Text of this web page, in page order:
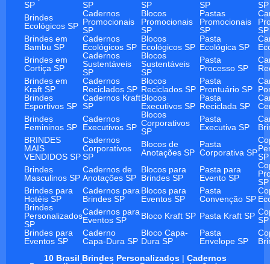
SP
SP
SP
SP
SP
Brindes
Ecológicos SP
Cadernos
Promocionais
SP
Blocos
Promocionais
SP
Pastas
Promocionais
SP
SP
Brindes em
Bambu SP
Cadernos
Ecológicos SP
Blocos
Ecológicos SP
Pasta
Ecológica SP
Brindes em
Cortiça SP
Cadernos
Sustentáveis
SP
Blocos
Sustentáveis
SP
Pasta
Processo SP
Brindes em
Kraft SP
Cadernos
Reciclados SP
Blocos
Reciclados SP
Pasta
Prontuário SP
Brindes
Esportivos SP
Cadernos Kraft
SP
Blocos
Executivos SP
Pasta
Reciclada SP
Brindes
Femininos SP
Cadernos
Executivos SP
Blocos
Corporativos
SP
Pasta
Executiva SP
BRINDES
MAIS
VENDIDOS SP
Cadernos
Corporativos
SP
Blocos de
Anotações SP
Pasta
Corporativa SPSP
Brindes
Masculinos SP
Cadernos de
Anotações SP
Blocos para
Brindes SP
Pasta para
Evento SP
SP
Brindes para
Hotéis SP
Cadernos para
Brindes SP
Blocos para
Eventos SP
Pasta
Convenção SP
Brindes
Personalizados
SP
Cadernos para
Eventos SP
Bloco Kraft SP Pasta Kraft SP SP
Brindes para
Eventos SP
Caderno
Capa-Dura SP
Bloco Capa-
Dura SP
Pasta
Envelope SP
10 Brasil Brindes Personalizados| Cadernos